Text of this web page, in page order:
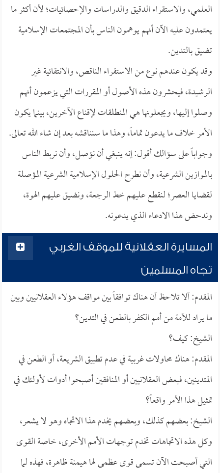
العلمي، والاستقراء الدقيق والدراسات والإحصائيات؛ لأن أكثر ما
يعتمدون عليه الآن أنهم يوهمون الناس بأن المجتمعات الإسلامية
تضيق بالتدين.
وقد يكون عندهم نوع من الاستقراء الناقص، والانتقائية غير
الرشيدة، فيحشرون هذه الأصول أو المقررات التي يزعمون أنهم
وصلوا إليها، ويجعلونها هي المنطلقات لإقناع الآخرين، بينما يكون
الأمر خلاف ما يدعون تماماً، وهذا ما سنناقشه بعد إن شاء الله تعالى.
وجواباً على سؤالك أقول: إنه ينبغي أن نؤصل، وأن نربط الناس
بالموازين الشرعية، وأن نطرح الحلول الإسلامية الشرعية المؤصلة
لقضايا العصر؛ لنقطع عليهم خط الرجعة، ونضيق عليهم الهوة،
وندحض هذا الادعاء الذي يدعونه.
المسايرة العقلانية للموقف الغربي
تجاه المسلمين
المقدم: ألا تلاحظ أن هناك توافقاً بين مواقف هؤلاء العقلانيين وبين
ما يراد للأمة من أمم الكفر بالطعن في التدين؟
الشيخ: كيف؟
المقدم: هناك محاولات غربية في عدم تطبيق الشريعة، أو الطعن في
المتدينين، فبعض العقلانيين أو المنافقين أصبحوا أدوات لأولئك في
تمثيل هذا الأمر واقعاً؟
الشيخ: بعضهم كذلك، وبعضهم يخدم هذا الاتجاه وهو لا يشعر،
وكل هذه الاتجاهات تخدم توجهات الأمم الأخرى، خاصة القوى
التي أصبحت الآن تسمى قوى عظمى لها هيمنة ظاهرة، فهذه لما